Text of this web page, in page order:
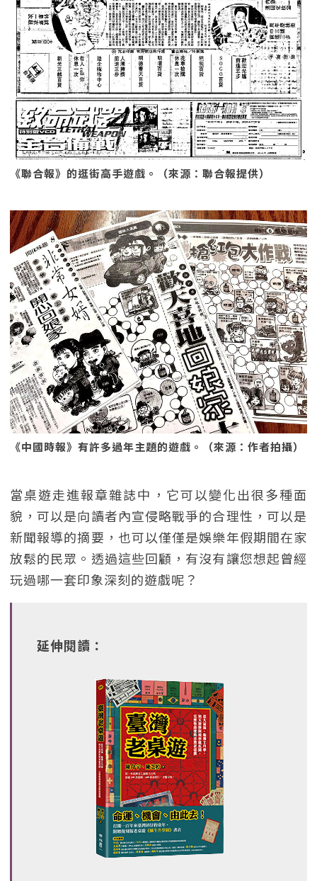
《聯合報》的逛街高手遊戲。（來源：聯合報提供）
《中國時報》有許多過年主題的遊戲。（來源：作者拍攝）
當桌遊走進報章雜誌中，它可以變化出很多種面
貌，可以是向讀者內宣侵略戰爭的合理性，可以是
新聞報導的摘要，也可以僅僅是娛樂年假期間在家
放鬆的民眾。透過這些回顧，有沒有讓您想起曾經
玩過哪一套印象深刻的遊戲呢？
延伸閱讀：